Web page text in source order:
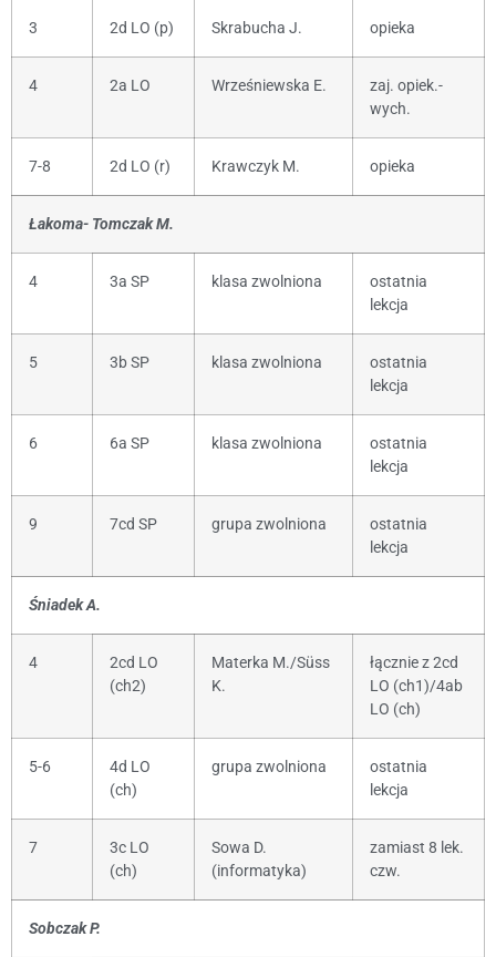
3 2d LO (p) Skrabucha J. opieka
4 2a LO Wrześniewska E.
zaj. opiek.-
wych.
7-8 2d LO (r) Krawczyk M. opieka
Łakoma- Tomczak M.
4 3a SP klasa zwolniona
ostatnia
lekcja
5 3b SP klasa zwolniona
ostatnia
lekcja
6 6a SP klasa zwolniona
ostatnia
lekcja
9 7cd SP grupa zwolniona
ostatnia
lekcja
Śniadek A.
4
2cd LO
(ch2)
Materka M./Süss
K.
łącznie z 2cd
LO (ch1)/4ab
LO (ch)
5-6
4d LO
(ch)
grupa zwolniona
ostatnia
lekcja
7
3c LO
(ch)
Sowa D.
(informatyka)
zamiast 8 lek.
czw.
Sobczak P.